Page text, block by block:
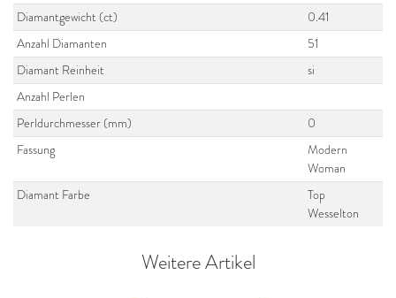
Diamantgewicht (ct)
0.41
Anzahl Diamanten
51
Diamant Reinheit
si
Anzahl Perlen
Perldurchmesser (mm)
0
Fassung
Modern
Woman
Diamant Farbe
Top
Wesselton
Weitere Artikel